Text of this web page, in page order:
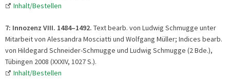
Inhalt/Bestellen
7: Innozenz VIII. 1484–1492. Text bearb. von Ludwig Schmugge unter
Mitarbeit von Alessandra Mosciatti und Wolfgang Müller; Indices bearb.
von Hildegard Schneider-Schmugge und Ludwig Schmugge (2 Bde.),
Tübingen 2008 (XXXIV, 1027 S.).
Inhalt/Bestellen